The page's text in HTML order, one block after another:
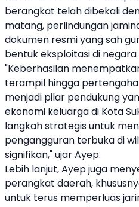
berangkat telah dibekali
matang, perlindungan
dokumen resmi yang sah
bentuk eksploitasi di
"Keberhasilan
terampil hingga
menjadi pilar pendukung
ekonomi keluarga di Kota
langkah strategis untuk
pengangguran terbuka di
signifikan," ujar Ayep.
Lebih lanjut, Ayep juga
perangkat daerah,
untuk terus memperluas